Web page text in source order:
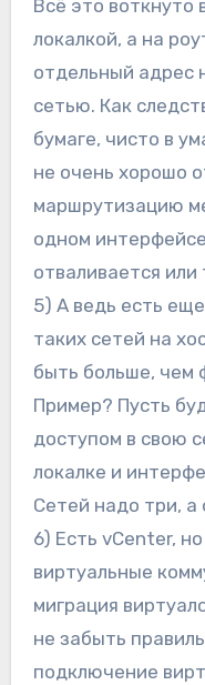
Всё это воткнуто
локалкой, а на
отдельный адрес
сетью. Как
бумаге, чисто в
не очень хорошо
маршрутизацию
одном
отваливается или
5) А ведь есть
таких сетей на
быть больше, чем
Пример? Пусть
доступом в свою
локалке и
Сетей надо три, а
6) Есть vCenter,
виртуальные
миграция
не забыть
подключение